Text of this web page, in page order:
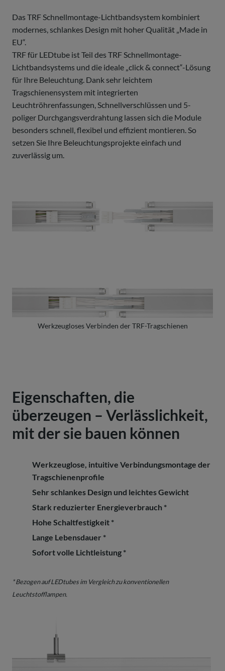
Das TRF Schnellmontage-Lichtbandsystem kombiniert
modernes, schlankes Design mit hoher Qualität „Made in
EU“.
TRF für LEDtube ist Teil des TRF Schnellmontage-
Lichtbandsystems und die ideale „click & connect“-Lösung
für Ihre Beleuchtung. Dank sehr leichtem
Tragschienensystem mit integrierten
Leuchtröhrenfassungen, Schnellverschlüssen und 5-
poliger Durchgangsverdrahtung lassen sich die Module
besonders schnell, flexibel und effizient montieren. So
setzen Sie Ihre Beleuchtungsprojekte einfach und
zuverlässig um.
Werkzeugloses Verbinden der TRF-Tragschienen
Eigenschaften, die
überzeugen – Verlässlichkeit,
mit der sie bauen können
Werkzeuglose, intuitive Verbindungsmontage der
Tragschienenprofile
Sehr schlankes Design und leichtes Gewicht
Stark reduzierter Energieverbrauch *
Hohe Schaltfestigkeit *
Lange Lebensdauer *
Sofort volle Lichtleistung *
* Bezogen auf LEDtubes im Vergleich zu konventionellen
Leuchtstofflampen.